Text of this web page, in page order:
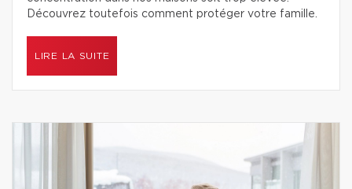
Découvrez toutefois comment protéger votre famille.
LIRE LA SUITE